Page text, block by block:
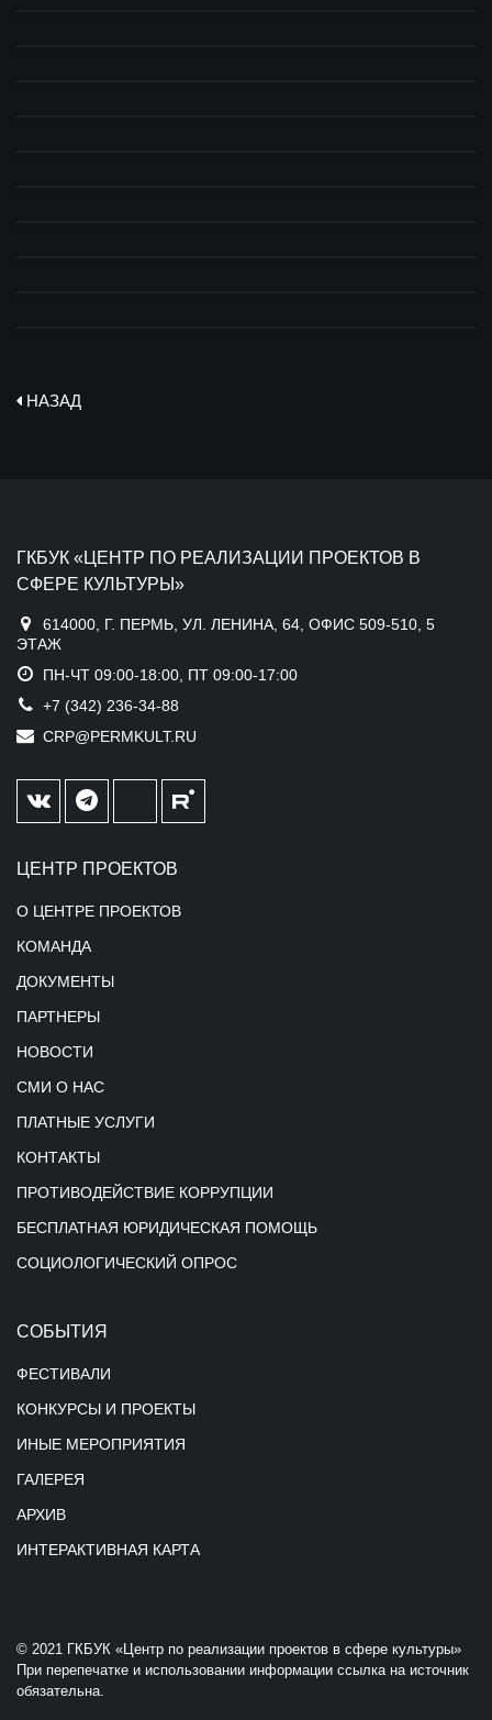
НАЗАД
ГКБУК «ЦЕНТР ПО РЕАЛИЗАЦИИ ПРОЕКТОВ В
СФЕРЕ КУЛЬТУРЫ»
614000, Г. ПЕРМЬ, УЛ. ЛЕНИНА, 64, ОФИС 509-510, 5
ЭТАЖ
ПН-ЧТ 09:00-18:00, ПТ 09:00-17:00
+7 (342) 236-34-88
CRP@PERMKULT.RU
ЦЕНТР ПРОЕКТОВ
О ЦЕНТРЕ ПРОЕКТОВ
КОМАНДА
ДОКУМЕНТЫ
ПАРТНЕРЫ
НОВОСТИ
СМИ О НАС
ПЛАТНЫЕ УСЛУГИ
КОНТАКТЫ
ПРОТИВОДЕЙСТВИЕ КОРРУПЦИИ
БЕСПЛАТНАЯ ЮРИДИЧЕСКАЯ ПОМОЩЬ
СОЦИОЛОГИЧЕСКИЙ ОПРОС
СОБЫТИЯ
ФЕСТИВАЛИ
КОНКУРСЫ И ПРОЕКТЫ
ИНЫЕ МЕРОПРИЯТИЯ
ГАЛЕРЕЯ
АРХИВ
ИНТЕРАКТИВНАЯ КАРТА
© 2021 ГКБУК «Центр по реализации проектов в сфере культуры»
При перепечатке и использовании информации ссылка на источник
обязательна.